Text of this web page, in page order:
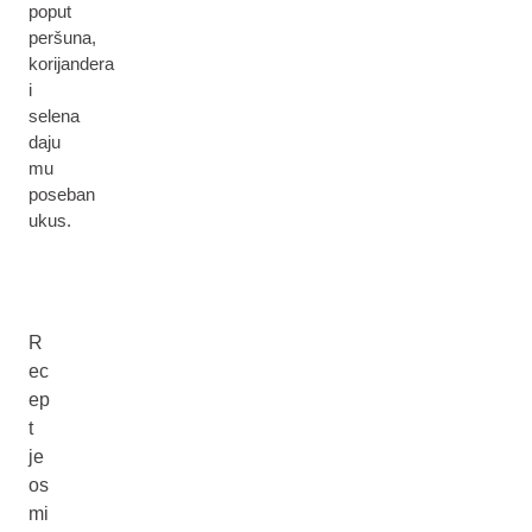
poput
peršuna,
korijandera
i
selena
daju
mu
poseban
ukus.
R
ec
ep
t
je
os
mi